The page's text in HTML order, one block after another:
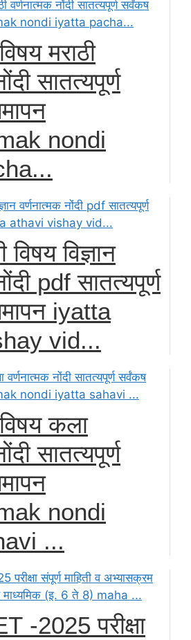
मराठी
सातत्यपूर्ण
nondi
विज्ञान
pdf सातत्यपूर्ण
iyatta
vid...
कला
सातत्यपूर्ण
nondi
...
2025 परीक्षा